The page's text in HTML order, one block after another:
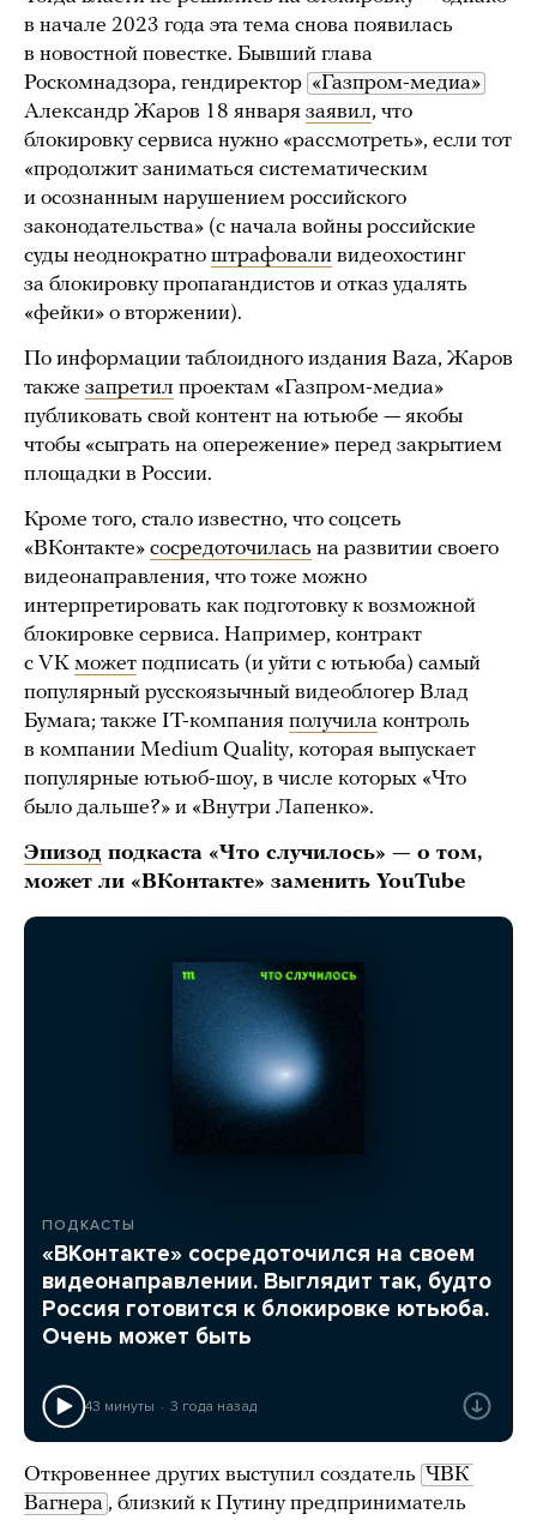
в начале 2023 года эта тема снова появилась
в новостной повестке. Бывший глава
Роскомнадзора, гендиректор «Газпром-медиа»
Александр Жаров 18 января заявил, что
блокировку сервиса нужно «рассмотреть», если тот
«продолжит заниматься систематическим
и осознанным нарушением российского
законодательства» (с начала войны российские
суды неоднократно штрафовали видеохостинг
за блокировку пропагандистов и отказ удалять
«фейки» о вторжении).
По информации таблоидного издания Baza, Жаров
также запретил проектам «Газпром-медиа»
публиковать свой контент на ютьюбе — якобы
чтобы «сыграть на опережение» перед закрытием
площадки в России.
Кроме того, стало известно, что соцсеть
«ВКонтакте» сосредоточилась на развитии своего
видеонаправления, что тоже можно
интерпретировать как подготовку к возможной
блокировке сервиса. Например, контракт
с VK может подписать (и уйти с ютьюба) самый
популярный русскоязычный видеоблогер Влад
Бумага; также IT-компания получила контроль
в компании Medium Quality, которая выпускает
популярные ютьюб-шоу, в числе которых «Что
было дальше?» и «Внутри Лапенко».
Эпизод подкаста «Что случилось» — о том,
может ли «ВКонтакте» заменить YouTube
ПОДКАСТЫ
«ВКонтакте» сосредоточился на своем
видеонаправлении. Выглядит так, будто
Россия готовится к блокировке ютьюба.
Очень может быть
43 минуты 3 года назад
Откровеннее других выступил создатель ЧВК
Вагнера , близкий к Путину предприниматель